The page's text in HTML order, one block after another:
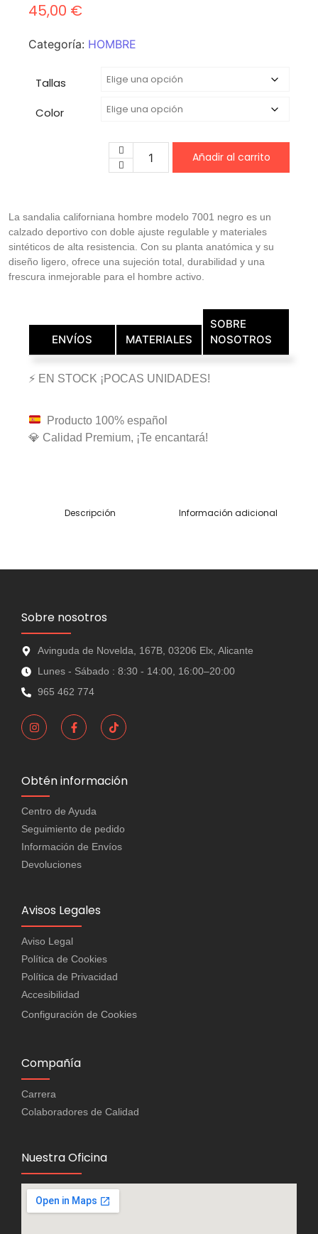
45,00 €
Categoría: HOMBRE
Tallas
Color
Añadir al carrito
La sandalia californiana hombre modelo 7001 negro es un
calzado deportivo con doble ajuste regulable y materiales
sintéticos de alta resistencia. Con su planta anatómica y su
diseño ligero, ofrece una sujeción total, durabilidad y una
frescura inmejorable para el hombre activo.
ENVÍOS MATERIALES
SOBRE
NOSOTROS
⚡ EN STOCK ¡POCAS UNIDADES!
Producto 100% español
💎 Calidad Premium, ¡Te encantará!
Descripción Información adicional
Sobre nosotros
Avinguda de Novelda, 167B, 03206 Elx, Alicante
Lunes - Sábado : 8:30 - 14:00, 16:00–20:00
965 462 774
Obtén información
Centro de Ayuda
Seguimiento de pedido
Información de Envíos
Devoluciones
Avisos Legales
Aviso Legal
Política de Cookies
Política de Privacidad
Accesibilidad
Configuración de Cookies
Compañía
Carrera
Colaboradores de Calidad
Nuestra Oficina